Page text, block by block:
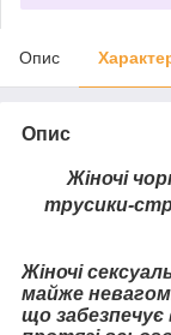
Опис
Опис
Жіночі
трусики-
Жіночі
майже
що